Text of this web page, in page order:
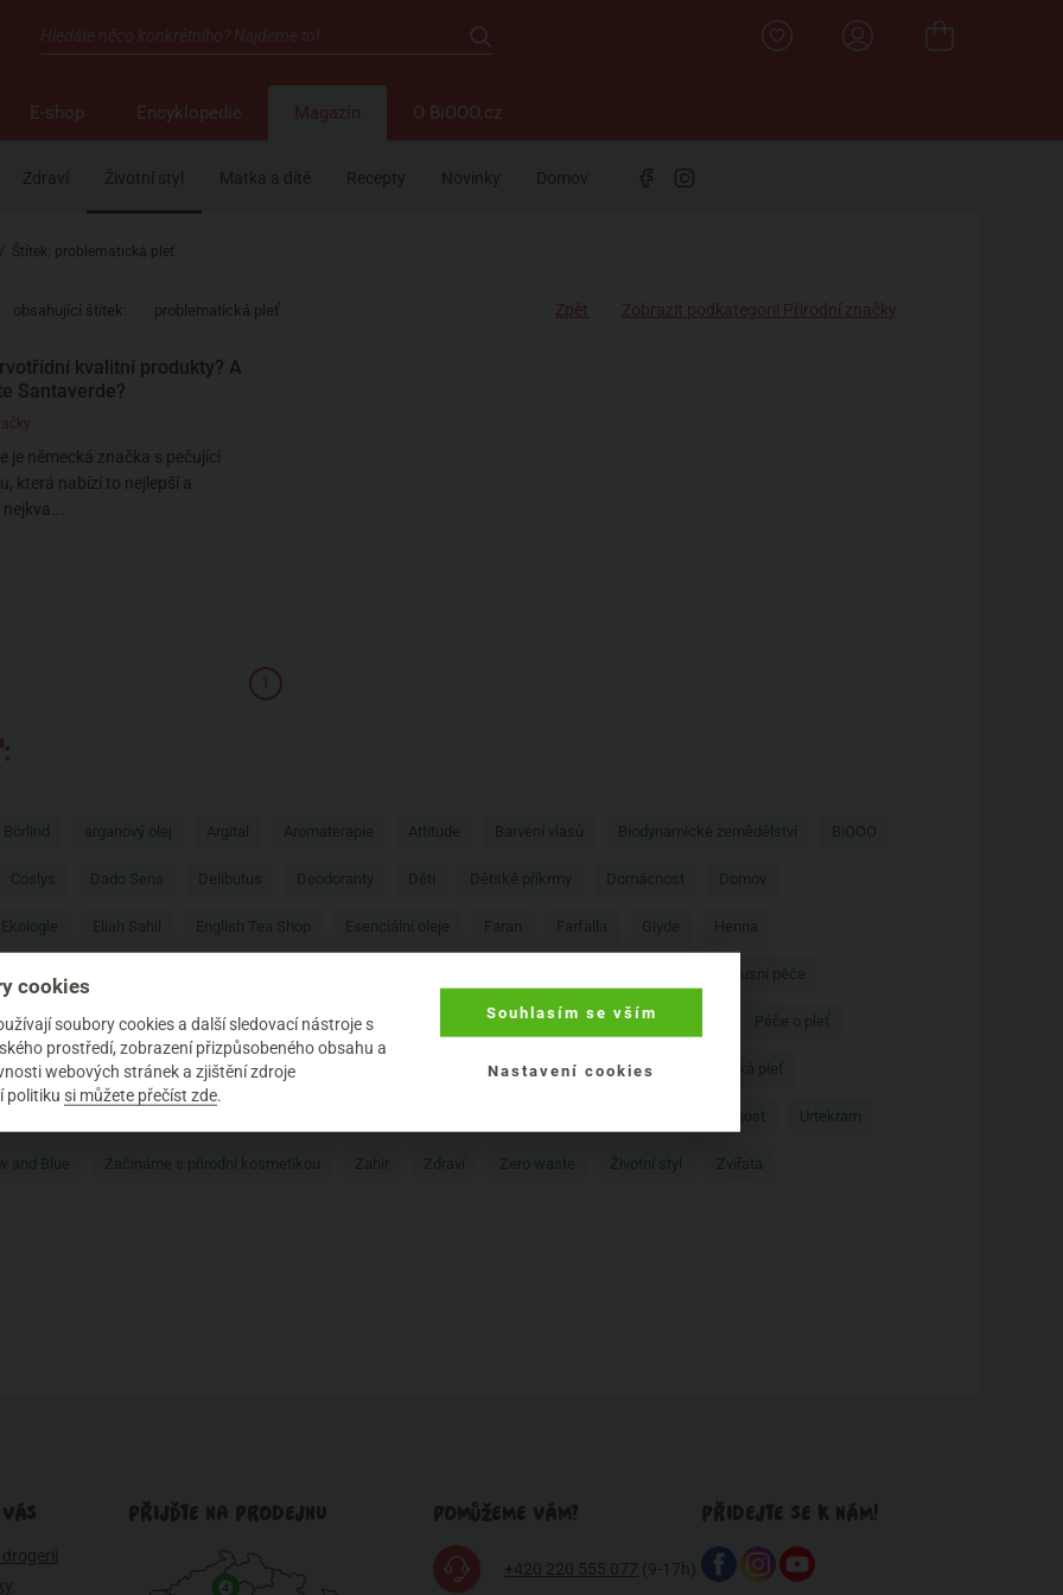
E-shop Encyklopedie Magazín O BiOOO.cz
Zdraví Životní styl Matka a dítě Recepty Novinky Domov
/ Štítek: problematická pleť
Zpět Zobrazit podkategorii Přírodní značky
obsahující štítek: problematická pleť
kvalitní produkty? A
Santaverde?
je německá značka s pečující
která nabízí to nejlepší a
1
arganový olej Argital Aromaterapie Attitude Barvení vlasů Biodynamické zemědělství BiOOO
Coslys Dado Sens Delibutus Deodoranty Děti Dětské příkrmy Domácnost Domov
Ekologie Eliah Sahil English Tea Shop Esenciální oleje Faran Farfalla Glyde Henna
hygiena Luxusní péče
Spa Menstruační kalíšek Minerální make-up Muži Na praní Opalování Péče o pleť
o zuby Potraviny Přírodní vůně Pro muže Pro zvířata problematická pleť
Udržitelnost Urtekram
and Blue Začínáme s přírodní kosmetikou Zahir Zdraví Zero waste Životní styl Zvířata
PŘIJĎTE NA PRODEJNU
4
POMŮŽEME VÁM?
+420 220 555 077 (9-17h)
PŘIDEJTE SE K NÁM!
cookies
soubory cookies a další sledovací nástroje s
prostředí, zobrazení přizpůsobeného obsahu a
webových stránek a zjištění zdroje
politiku si můžete přečíst zde.
Souhlasím se vším
Nastavení cookies